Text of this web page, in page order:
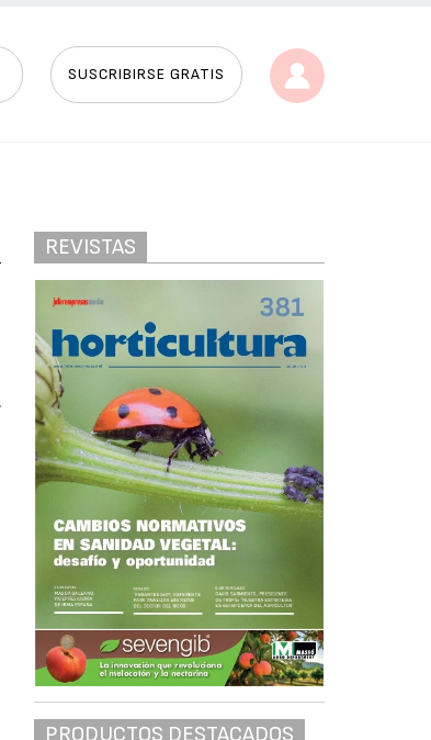
SUSCRIBIRSE GRATIS
REVISTAS
PRODUCTOS DESTACADOS